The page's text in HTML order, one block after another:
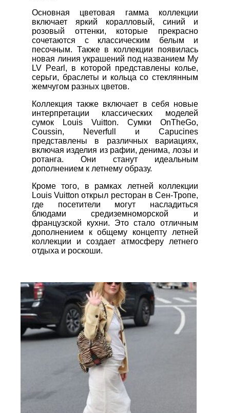
Основная цветовая гамма коллекции
включает яркий коралловый, синий и
розовый оттенки, которые прекрасно
сочетаются с классическим белым и
песочным. Также в коллекции появилась
новая линия украшений под названием My
LV Pearl, в которой представлены колье,
серьги, браслеты и кольца со стеклянным
жемчугом разных цветов.
Коллекция также включает в себя новые
интерпретации классических моделей
сумок Louis Vuitton. Сумки OnTheGo,
Coussin, Neverfull и Capucines
представлены в различных вариациях,
включая изделия из рафии, денима, лозы и
ротанга. Они станут идеальным
дополнением к летнему образу.
Кроме того, в рамках летней коллекции
Louis Vuitton открыл ресторан в Сен-Тропе,
где посетители могут насладиться
блюдами средиземноморской и
французской кухни. Это стало отличным
дополнением к общему концепту летней
коллекции и создает атмосферу летнего
отдыха и роскоши.